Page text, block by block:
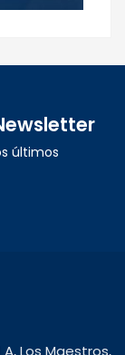
últimos
Los Maestros,